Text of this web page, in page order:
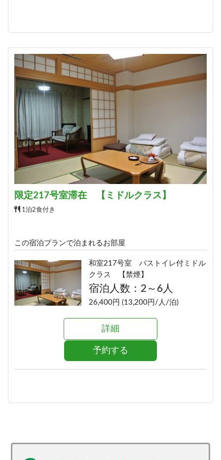
限定217号室滞在 【ミドルクラス】
1泊2食付き
この宿泊プランで泊まれるお部屋
和室217号室 バストイレ付ミドル
クラス 【禁煙】
宿泊人数：2～6人
26,400円 (13,200円/人/泊)
詳細
予約する